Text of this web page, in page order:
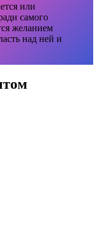
или
самого
желанием
над ней и